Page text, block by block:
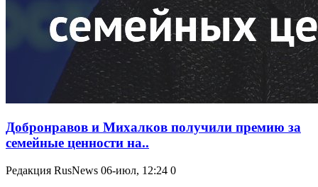
Добронравов и Михалков получили премию за
семейные ценности на..
Редакция RusNews 06-июл, 12:24 0